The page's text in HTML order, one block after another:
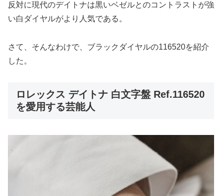
反対に現代のデイトナは黒いベゼルとのコントラストが強
い白ダイヤルがより人気である。
さて、そんなわけで、ブラックダイヤルの116520を紹介
した。
ロレックス デイトナ 白文字盤 Ref.116520
を愛用する芸能人